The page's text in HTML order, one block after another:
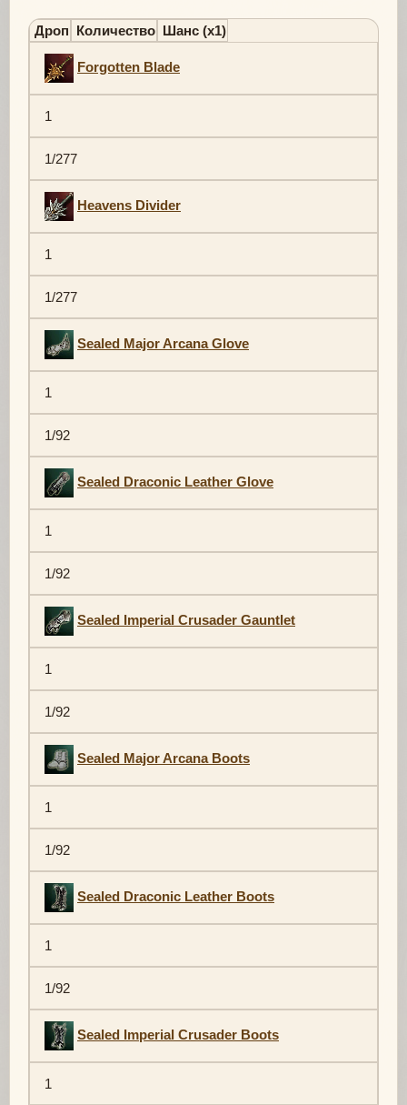
Дроп Количество Шанс (х1)
Forgotten Blade
1
1/277
Heavens Divider
1
1/277
Sealed Major Arcana Glove
1
1/92
Sealed Draconic Leather Glove
1
1/92
Sealed Imperial Crusader Gauntlet
1
1/92
Sealed Major Arcana Boots
1
1/92
Sealed Draconic Leather Boots
1
1/92
Sealed Imperial Crusader Boots
1